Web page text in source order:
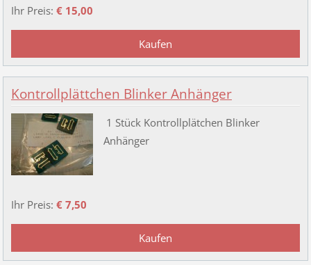
Ihr Preis: € 15,00
Kontrollplättchen Blinker Anhänger
1 Stück Kontrollplätchen Blinker
Anhänger
Ihr Preis: € 7,50